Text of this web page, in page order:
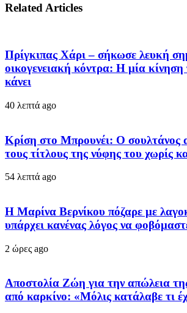
Related Articles
Πρίγκιπας Χάρι – σήκωσε λευκή
οικογενειακή κόντρα: Η μία κίνηση
κάνει
40 λεπτά ago
Κρίση στο Μπρουνέι: Ο σουλτάνος
τους τίτλους της νύφης του χωρίς
54 λεπτά ago
Η Μαρίνα Βερνίκου πόζαρε με
υπάρχει κανένας λόγος να
2 ώρες ago
Αποστολία Ζώη για την απώλεια
από καρκίνο: «Μόλις κατάλαβε τι